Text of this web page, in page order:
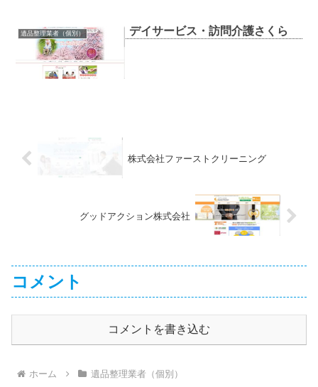
遺品整理業者（個別） デイサービス・訪問介護さくら
株式会社ファーストクリーニング
グッドアクション株式会社
コメント
コメントを書き込む
ホーム 遺品整理業者（個別）